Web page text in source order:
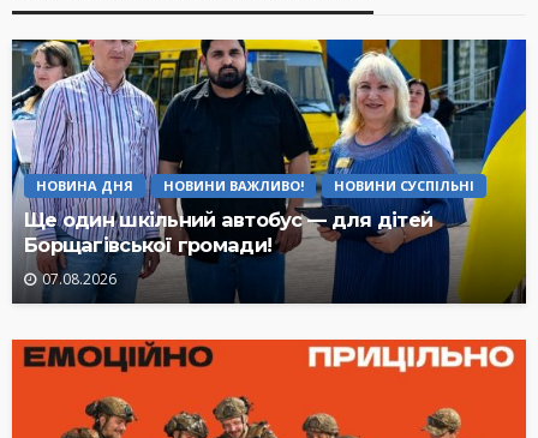
НОВИНА ДНЯ НОВИНИ ВАЖЛИВО! НОВИНИ СУСПІЛЬНІ
Ще один шкільний автобус — для дітей
Борщагівської громади!
07.08.2026